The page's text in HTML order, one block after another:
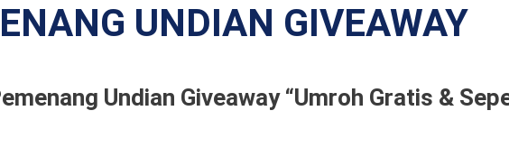
UNDIAN GIVEAWAY
Undian Giveaway “Umroh Gratis &